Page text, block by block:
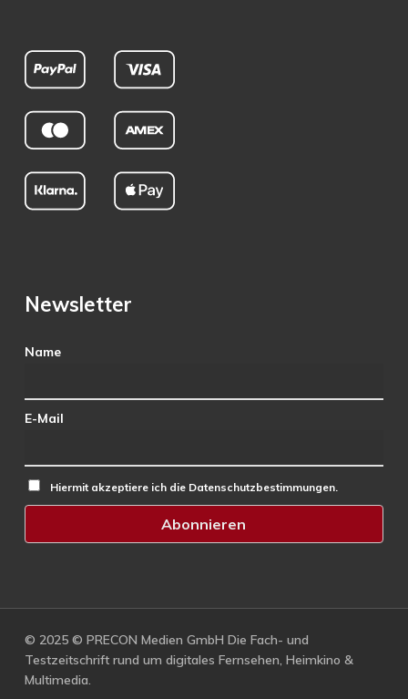
Newsletter
Name
E-Mail
Hiermit akzeptiere ich die Datenschutzbestimmungen.
© 2025 © PRECON Medien GmbH Die Fach- und
Testzeitschrift rund um digitales Fernsehen, Heimkino &
Multimedia.